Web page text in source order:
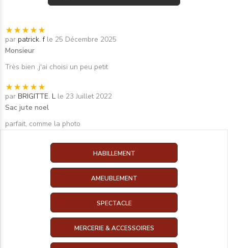
par patrick. f le 25 Décembre 2025
Monsieur
Très bien ,j'ai choisi un peu petit
par BRIGITTE. L le 23 Juillet 2022
Sac jute noel
parfait, comme la photo
HABILLEMENT
AMEUBLEMENT
SPECTACLE
MERCERIE & ACCESSOIRES